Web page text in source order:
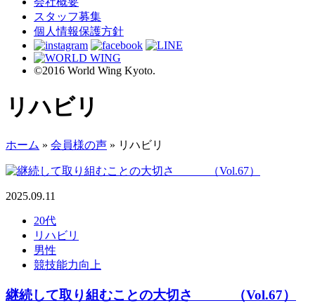
スタッフ募集
個人情報保護方針
©2016 World Wing Kyoto.
リハビリ
ホーム » 会員様の声 » リハビリ
2025.09.11
20代
リハビリ
男性
競技能力向上
継続して取り組むことの大切さ （Vol.67）